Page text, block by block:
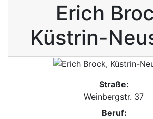
Erich
Küstrin-
Straße:
Weinbergstr. 37
Beruf: